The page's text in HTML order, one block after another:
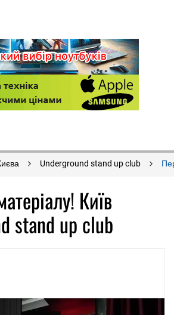
Underground stand up club
Київ
stand up club